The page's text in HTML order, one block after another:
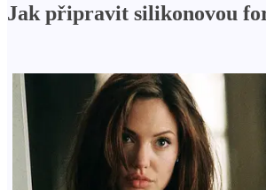
Jak připravit silikonovou